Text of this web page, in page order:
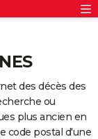
des décès des
ou
plus ancien en
code postal d'une